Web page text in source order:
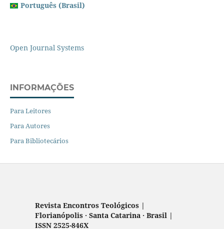
Português (Brasil)
Open Journal Systems
INFORMAÇÕES
Para Leitores
Para Autores
Para Bibliotecários
Revista Encontros Teológicos |
Florianópolis · Santa Catarina · Brasil |
ISSN 2525-846X